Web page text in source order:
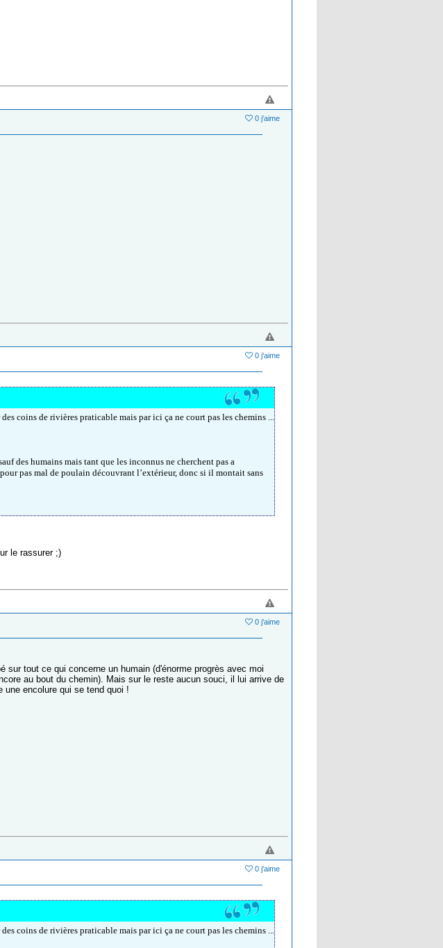
0 j'aime
0 j'aime
coins de rivières praticable mais par ici ça ne court pas les chemins ...
des humains mais tant que les inconnus ne cherchent pas a
pas mal de poulain découvrant l’extérieur, donc si il montait sans
le rassurer ;)
0 j'aime
sur tout ce qui concerne un humain (d'énorme progrès avec moi
au bout du chemin). Mais sur le reste aucun souci, il lui arrive de
une encolure qui se tend quoi !
0 j'aime
coins de rivières praticable mais par ici ça ne court pas les chemins ...